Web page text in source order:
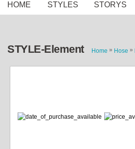
HOME STYLES STORYS
STYLE-Element Home » Hose »